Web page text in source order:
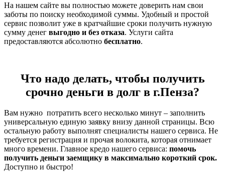
На нашем сайте вы полностью можете доверить нам свои
заботы по поиску необходимой суммы. Удобный и простой
сервис позволит уже в кратчайшие сроки получить нужную
сумму денег выгодно и без отказа. Услуги сайта
предоставляются абсолютно бесплатно.
Что надо делать, чтобы получить
срочно деньги в долг в г.Пенза?
Вам нужно потратить всего несколько минут – заполнить
универсальную единую заявку внизу данной страницы. Всю
остальную работу выполнят специалисты нашего сервиса. Не
требуется регистрация и прочая волокита, которая отнимает
много времени. Главное кредо нашего сервиса: помочь
получить деньги заемщику в максимально короткий срок.
Доступно и быстро!